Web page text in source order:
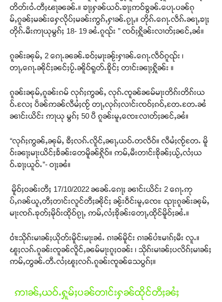
တိတ်းဝႆႉတီႈၽႃၼၼ်ႉ။ ၶႃႈႁၼ်ယဝ်ႉၶႃႈဢဝ်ၶွၼ်ႉပေႃႉပၼ်ၵု
မ်ႇၵူၼ်ႈမၼ်းႁေလိုပ်ႈမၼ်းဢွၵ်ႇႁၢၼ်ႉၵႂႃႇ။ တိုၵ်ႉၵေႃႉလဵၵ်ႉၼႃႇၶႃႈ
တိုၵ်ႉမီးဢႃယုမွၵ်ႈ 18- 19 ၼႆႉၵူၺ်း ” ၸဝ်ႈႁိူၼ်းလၢတ်ႈၼင်ႇၼႆ။
ၵူၼ်းၼုမ်ႇ 2 ၵေႃႉၼၼ်ႉၶဝ်ႈမႃးၼႂ်းႁၢၼ်ႉၵေႃႉလဵဝ်ၵူၺ်း ၊
တႃႇၵေႃႉၼိုင်ႈၼင်ႈပႂ်ႉၼိူဝ်ရူတ်ႉၶိူင်ႈ တၢင်းၼႃႈႁိူၼ်း ။
ၵူၼ်းၼုမ်ႇၵူၼ်းၵမ် လုၵ်ႈဢွၼ်ႇ လုၵ်ႉၸူၼ်ၼမ်မႃးတိၵ်းတိၵ်းယ
ဝ်ႉလႄႈ ပဵၼ်ဢၼ်လီမႆႈၸႂ် တႃႇလုၵ်ႈလၢင်းၸဝ်ႈၵဝ်ႇတႄႉတႄႉၼႆ
ၼၢင်းယိင်း ဢႃယု မွၵ်ႈ 50 ပီ ၵူၼ်းမူႇၸေႊလၢတ်ႈၼင်ႇၼႆ။
“လုၵ်ႈဢွၼ်ႇၼုမ်ႇ ၶီႈလၵ်ႉလိူင်ႇၼႃႇယဝ်ႉတလဵဝ်။ လီမႆႈၸႂ်တႄႉ မိူ
ဝ်းၼႃႈမႃးယိင်ႈၶႅၼ်းတေမိူၼ်ႁိုဝ်။ ဢမ်ႇမီးတၢင်းၶိုၼ်ႈယႂ်ႇလႆႈယ
ဝ်ႉၶႃႈယူဝ်ႉ”- ဝႃႈၼႆ။
မိူဝ်ႈဝၼ်းတီႈ 17/10/2022 ၼၼ်ႉၵေႃႈ ၼၢင်းယိင်း 2 ၵေႃႉဢု
ပ်ႇၵၼ်ယူႇတီႈတၢင်းလူင်တီႈၼိုင်ႈ ၼႂ်းဝဵင်းမူႇၸေႊ ၺႃးၵူၼ်းၼုမ်ႇ
မႃးၸၵ်ႉၶုတ်ႈမိုဝ်းထိုဝ်ၵႂႃႇ ဢမ်ႇလႆႈၶိုၼ်းတေႃႇထိုင်မိူဝ်ႈၼႆႉ။
ဝၢႆးသိုၵ်းမၢၼ်ႈယိုတ်းမိူင်းမႃးၼႆႉ ၵၢၼ်မိူင်း ၵၢၼ်ပၢႆးမၢၵ်ႈမီး လူႉ။
ၽူႈလၵ်ႉၵူၼ်းၸူၼ်လိူင်ႇၼမ်မႃးၵူႈဝၼ်း ၊ သိုၵ်းမၢၼ်ႈပလိၵ်ႈမၢၼ်ႈ
ဢမ်ႇတွၼ်ႉတီႉလႆႈၽူႈလၵ်ႉၵူၼ်းၸူၼ်သေပွၵ်ႈ။
ဢၢၼ်ႇယဝ်ႉႁူမ်ႈပၼ်တၢင်းႁၼ်ထိုင်တီႈၼႆႈ